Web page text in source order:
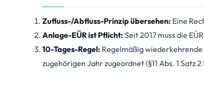
Zufluss-/Abfluss-Prinzip übersehen: Eine
Anlage-EÜR ist Pflicht: Seit 2017 muss die
10-Tages-Regel: Regelmäßig
zugehörigen Jahr zugeordnet (§11 Abs. 1 Satz 2